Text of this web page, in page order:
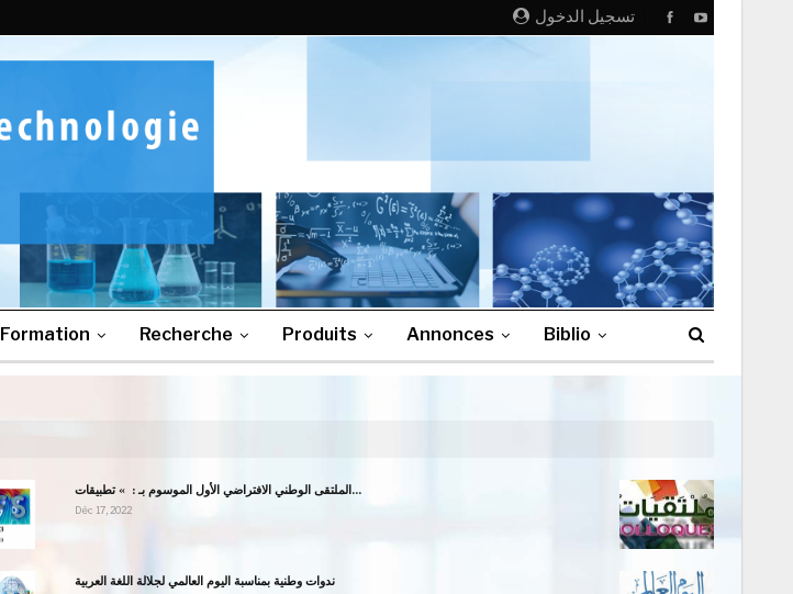
تسجيل الدخول
Formation Recherche Produits Annonces Biblio
الملتقى الوطني الافتراضي الأول الموسوم بـ : » تطبيقات…
Déc 17, 2022
ندوات وطنية بمناسبة اليوم العالمي لجلالة اللغة العربية